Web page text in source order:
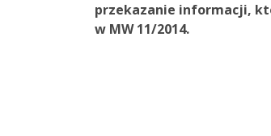
przekazanie informacji,
w MW 11/2014.